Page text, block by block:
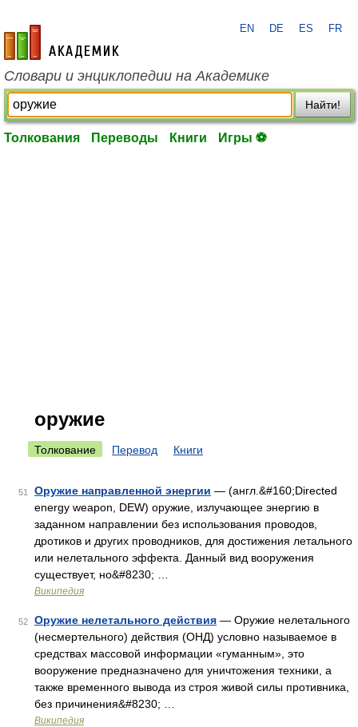
academic.ru
EN DE ES FR
Словари и энциклопедии на Академике
Найти!
Толкования Переводы Книги Игры ⚽
оружие
Толкование Перевод Книги
51 Оружие направленной энергии — (англ.&#160;Directed
energy weapon, DEW) оружие, излучающее энергию в
заданном направлении без использования проводов,
дротиков и других проводников, для достижения летального
или нелетального эффекта. Данный вид вооружения
существует, но&#8230; …
Википедия
52 Оружие нелетального действия — Оружие нелетального
(несмертельного) действия (ОНД) условно называемое в
средствах массовой информации «гуманным», это
вооружение предназначено для уничтожения техники, а
также временного вывода из строя живой силы противника,
без причинения&#8230; …
Википедия